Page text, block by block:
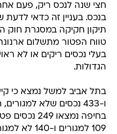
חצי שנה לנכס ריק, פעם
בנכס. בעניין זה כדאי
תיקון חקיקה במסגרת חוק
טווח הפטור מתשלום
בעלי נכסים ריקים או לא
הגדולות.
ו-433 נכסים שלא
בחיפה נמצאו
109 למגורים ו-140 לא למגורים.